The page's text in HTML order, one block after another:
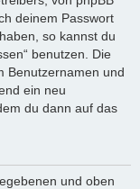
deinem Passwort
so kannst du
benutzen. Die
Benutzernamen und
ein neu
du dann auf das
und oben